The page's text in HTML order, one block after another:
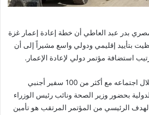
بدر عبد العاطي أن خطة إعادة إعمار غزة
بتأييد إقليمي ودولي واسع مشيراً إلى أن
استضافة مؤتمر دولي لإعادة الإعمار.
وقال عبد العاطي، خلال اجتماعه مع أكثر من 100 سفير أجنبي
بحضور وزير الصحة ونائب رئيس الوزراء
الرئيسي من المؤتمر المرتقب هو تأمين